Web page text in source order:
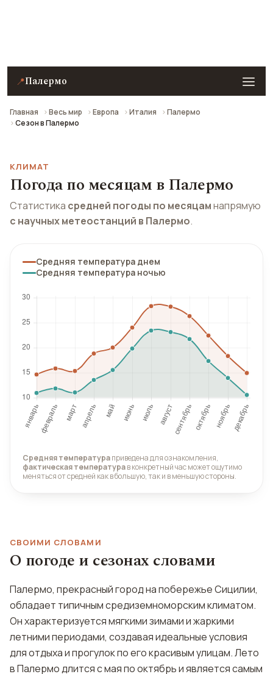
📍Палермо
Главная Весь мир Европа Италия
Палермо
Сезон в Палермо
КЛИМАТ
Погода по месяцам в Палермо
Статистика средней погоды по месяцамнапрямую
с научных метеостанций в Палермо.
Средняя температура днем
Средняя температура ночью
Средняя температураприведена для ознакомления,
фактическая температурав конкретный час может ощутимо
меняться от средней как в большую, так и в меньшую стороны.
СВОИМИ СЛОВАМИ
О погоде и сезонах словами
Палермо, прекрасный город на побережье Сицилии,
обладает типичным средиземноморским климатом.
Он характеризуется мягкими зимами и жаркими
летними периодами, создавая идеальные условия
для отдыха и прогулок по его красивым улицам. Лето
в Палермо длится с мая по октябрь и является самым